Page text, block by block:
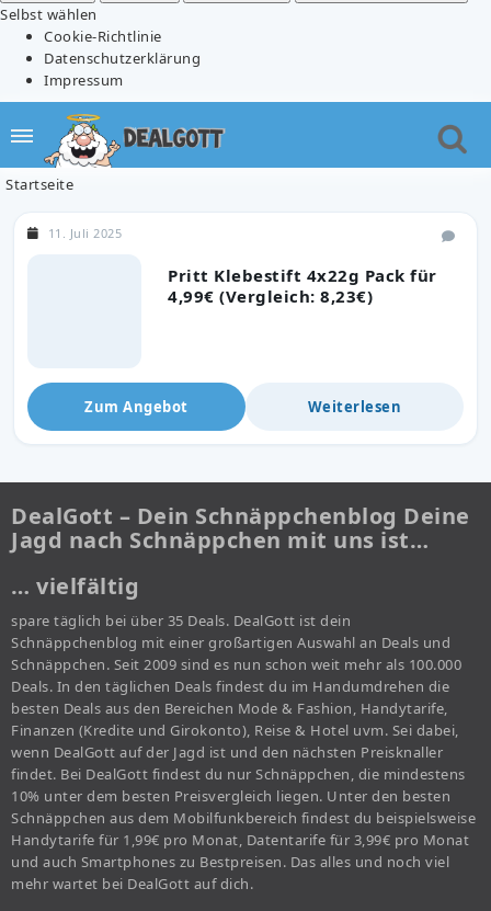
Selbst wählen
Cookie-Richtlinie
Datenschutzerklärung
Impressum
Startseite
Pritt Klebestift 4x22g Pack für
4,99€ (Vergleich: 8,23€)
11. Juli 2025
Zum Angebot Weiterlesen
DealGott – Dein Schnäppchenblog Deine
Jagd nach Schnäppchen mit uns ist…
… vielfältig
spare täglich bei über 35 Deals. DealGott ist dein
Schnäppchenblog mit einer großartigen Auswahl an Deals und
Schnäppchen. Seit 2009 sind es nun schon weit mehr als 100.000
Deals. In den täglichen Deals findest du im Handumdrehen die
besten Deals aus den Bereichen Mode & Fashion, Handytarife,
Finanzen (Kredite und Girokonto), Reise & Hotel uvm. Sei dabei,
wenn DealGott auf der Jagd ist und den nächsten Preisknaller
findet. Bei DealGott findest du nur Schnäppchen, die mindestens
10% unter dem besten Preisvergleich liegen. Unter den besten
Schnäppchen aus dem Mobilfunkbereich findest du beispielsweise
Handytarife für 1,99€ pro Monat, Datentarife für 3,99€ pro Monat
und auch Smartphones zu Bestpreisen. Das alles und noch viel
mehr wartet bei DealGott auf dich.